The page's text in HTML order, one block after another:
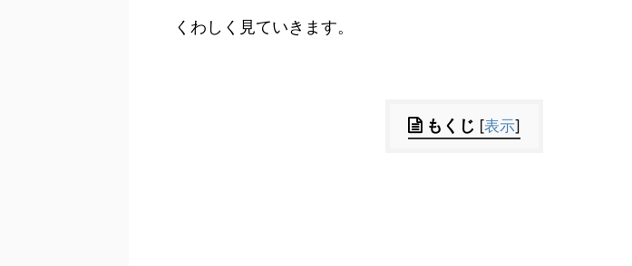
くわしく見ていきます。
もくじ [表示]